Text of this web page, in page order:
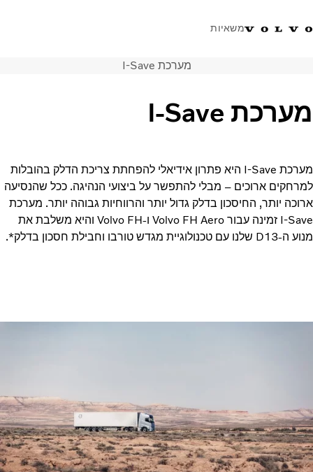
משאיות
התחבר לאזור אישיישראל
פתרונות הובלה
מרכזי שירות
חדשות
אודות
צור קשר
מערכת I-Save
מערכת I-Save
מערכת I-Save היא פתרון אידיאלי להפחתת צריכת הדלק בהובלות
למרחקים ארוכים – מבלי להתפשר על ביצועי הנהיגה. ככל שהנסיעה
ארוכה יותר, החיסכון בדלק גדול יותר והרווחיות גבוהה יותר. מערכת
I-Save זמינה עבור Volvo FH Aero ו-Volvo FH והיא משלבת את
מנוע ה-D13 שלנו עם טכנולוגיית מגדש טורבו וחבילת חסכון בדלק*.